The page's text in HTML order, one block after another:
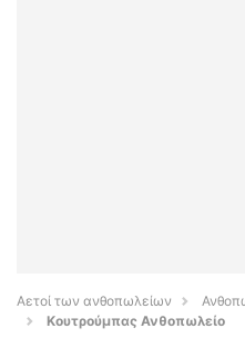
Αετοί των ανθοπωλείων
Κουτρούμπας Ανθοπωλείο